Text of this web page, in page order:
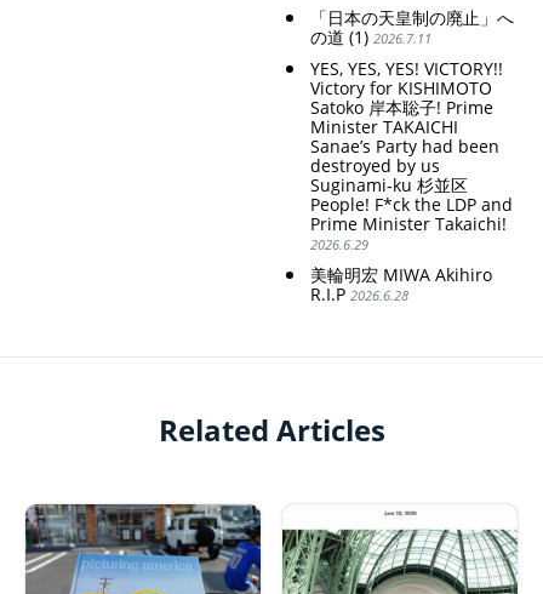
「日本の天皇制の廃止」へ
の道 (1) 2026.7.11
YES, YES, YES! VICTORY!!
Victory for KISHIMOTO
Satoko 岸本聡子! Prime
Minister TAKAICHI
Sanae’s Party had been
destroyed by us
Suginami-ku 杉並区
People! F*ck the LDP and
Prime Minister Takaichi!
2026.6.29
美輪明宏 MIWA Akihiro
R.I.P 2026.6.28
Related Articles